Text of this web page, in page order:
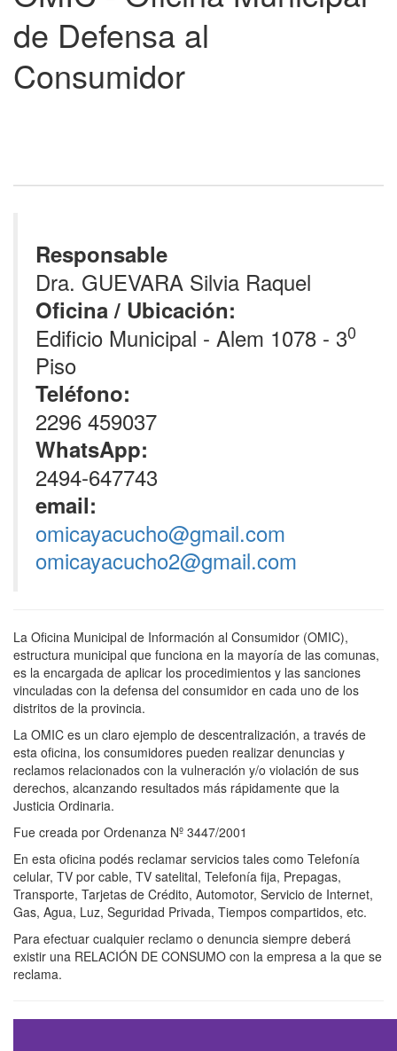
de Defensa al
Consumidor
Responsable
Dra. GUEVARA Silvia Raquel
Oficina / Ubicación:
Edificio Municipal - Alem 1078 - 30
Piso
Teléfono:
2296 459037
WhatsApp:
2494-647743
email:
omicayacucho@gmail.com
omicayacucho2@gmail.com
La Oficina Municipal de Información al Consumidor (OMIC),
estructura municipal que funciona en la mayoría de las comunas,
es la encargada de aplicar los procedimientos y las sanciones
vinculadas con la defensa del consumidor en cada uno de los
distritos de la provincia.
La OMIC es un claro ejemplo de descentralización, a través de
esta oficina, los consumidores pueden realizar denuncias y
reclamos relacionados con la vulneración y/o violación de sus
derechos, alcanzando resultados más rápidamente que la
Justicia Ordinaria.
Fue creada por Ordenanza Nº 3447/2001
En esta oficina podés reclamar servicios tales como Telefonía
celular, TV por cable, TV satelital, Telefonía fija, Prepagas,
Transporte, Tarjetas de Crédito, Automotor, Servicio de Internet,
Gas, Agua, Luz, Seguridad Privada, Tiempos compartidos, etc.
Para efectuar cualquier reclamo o denuncia siempre deberá
existir una RELACIÓN DE CONSUMO con la empresa a la que se
reclama.